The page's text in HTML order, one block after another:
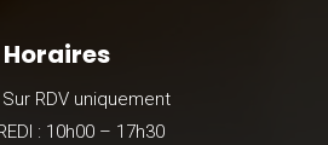
Horaires
Sur RDV uniquement
: 10h00 – 17h30